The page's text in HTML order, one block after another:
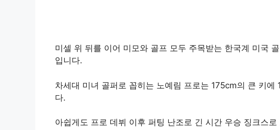
미셀 위 뒤를 이어 미모와 골프 모두 주목받는 한국계 미국
입니다.
차세대 미녀 골퍼로 꼽히는 노예림 프로는 175cm의 큰 키에
다.
아쉽게도 프로 데뷔 이후 퍼팅 난조로 긴 시간 우승 징크스